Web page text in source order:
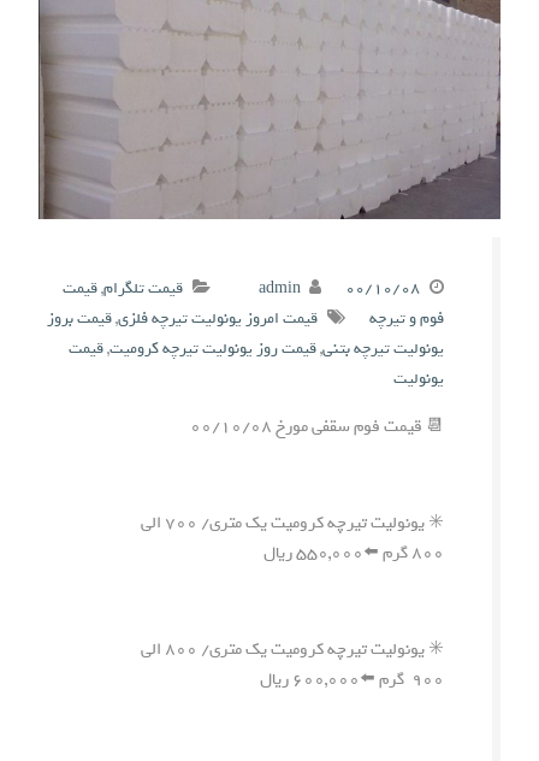
۰۰/۱۰/۰۸ admin قیمت تلگرام,قیمت
فوم و تیرچه
قیمت امروز یونولیت تیرچه فلزی,قیمت بروز
یونولیت تیرچه بتنی,قیمت روز یونولیت تیرچه کرومیت,قیمت
یونولیت
📆 قیمت فوم سقفی مورخ ۰۰/۱۰/۰۸
✳️ یونولیت تیرچه کرومیت یک متری/ ۷۰۰ الی
۸۰۰ گرم ⬅️۵۵۰,۰۰۰ ریال
✳️ یونولیت تیرچه کرومیت یک متری/ ۸۰۰ الی
۹۰۰ گرم ⬅️۶۰۰,۰۰۰ ریال